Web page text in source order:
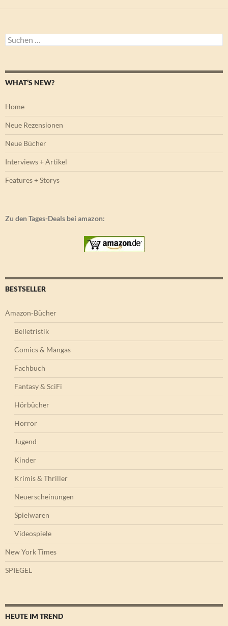
Suchen
nach:
WHAT’S NEW?
Home
Neue Rezensionen
Neue Bücher
Interviews + Artikel
Features + Storys
Zu den Tages-Deals bei amazon:
BESTSELLER
Amazon-Bücher
Belletristik
Comics & Mangas
Fachbuch
Fantasy & SciFi
Hörbücher
Horror
Jugend
Kinder
Krimis & Thriller
Neuerscheinungen
Spielwaren
Videospiele
New York Times
SPIEGEL
HEUTE IM TREND